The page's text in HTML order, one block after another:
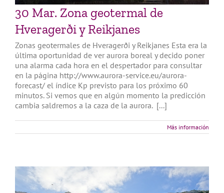
30 Mar. Zona geotermal de
Hveragerði y Reikjanes
Zonas geotermales de Hveragerði y Reikjanes Esta era la
última oportunidad de ver aurora boreal y decido poner
una alarma cada hora en el despertador para consultar
en la página http://www.aurora-service.eu/aurora-
forecast/ el índice Kp previsto para los próximo 60
minutos. Si vemos que en algún momento la predicción
cambia saldremos a la caza de la aurora. [...]
Más información